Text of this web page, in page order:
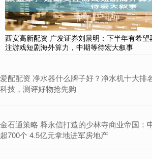
西安高新配资 广发证券刘晨明：下半年有希
注游戏短剧海外算力，中期等待宏大叙事
爱配配资 净水器什么牌子好？净水机十大排
科技，测评好物抢先购
金石通策略 释永信打造的少林寺商业帝国：
超700个 4.5亿元拿地进军房地产